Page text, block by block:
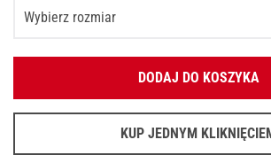
Wybierz rozmiar
XS
L
DODAJ DO KOSZYKA
KUP JEDNYM
Kiedy czekać na e-mail - przeczytajtu.